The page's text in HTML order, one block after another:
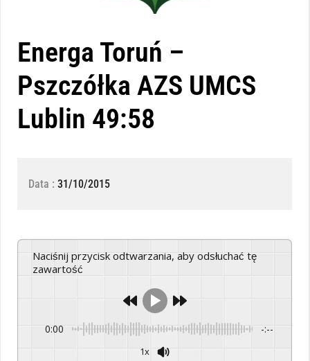
Energa Toruń –
Pszczółka AZS UMCS
Lublin 49:58
Data : 31/10/2015
Naciśnij przycisk odtwarzania, aby odsłuchać tę
zawartość
0:00 -:--
1x